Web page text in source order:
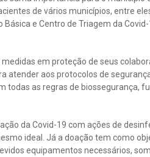
de vários municípios, entre
e Centro de Triagem da
em proteção de seus
atender aos protocolos de
todas as regras de biossegurança,
da Covid-19 com ações de
ideal. Já a doação tem como
equipamentos necessários,